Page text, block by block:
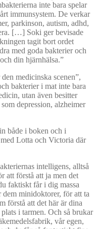
inte bara spelar
immunsystem. De verkar
parkinson, autism, adhd,
[…] Soki ger bevisade
tagit bort ordet
med goda bakterier och
din hjärnhälsa.”
medicinska scenen”,
bakterier i mat inte bara
utan även besitter
depression, alzheimer
både i boken och i
Lotta och Victoria där
intelligens, alltså
att förstå att ja men det
faktiskt får i dig massa
minidoktorer, för att ta
förstå att det här är dina
i tarmen. Och så brukar
vår egen,